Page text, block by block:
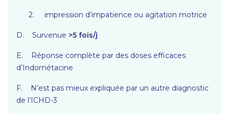
2. impression d’impatience ou agitation motrice
D. Survenue >5 fois/j
E. Réponse complète par des doses efficaces
d’Indométacine
F. N’est pas mieux expliquée par un autre diagnostic
de l’ICHD-3